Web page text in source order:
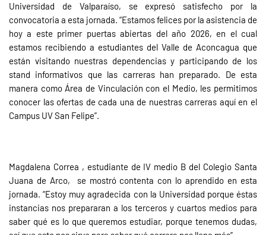
Universidad de Valparaíso, se expresó satisfecho por la
convocatoria a esta jornada. “Estamos felices por la asistencia de
hoy a este primer puertas abiertas del año 2026, en el cual
estamos recibiendo a estudiantes del Valle de Aconcagua que
están visitando nuestras dependencias y participando de los
stand informativos que las carreras han preparado. De esta
manera como Área de Vinculación con el Medio, les permitimos
conocer las ofertas de cada una de nuestras carreras aquí en el
Campus UV San Felipe”.
Magdalena Correa , estudiante de IV medio B del Colegio Santa
Juana de Arco,
se mostró contenta con lo aprendido en esta
jornada. “Estoy muy agradecida con la Universidad porque éstas
instancias nos prepararan a los terceros y cuartos medios para
saber qué es lo que queremos estudiar, porque tenemos dudas,